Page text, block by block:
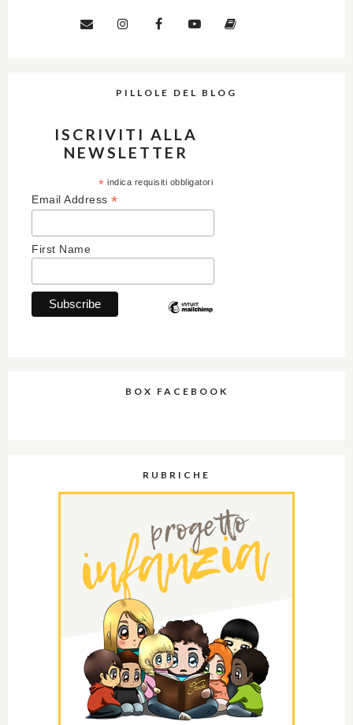
PILLOLE DEL BLOG
ISCRIVITI ALLA
NEWSLETTER
* indica requisiti obbligatori
Email Address *
First Name
BOX FACEBOOK
RUBRICHE